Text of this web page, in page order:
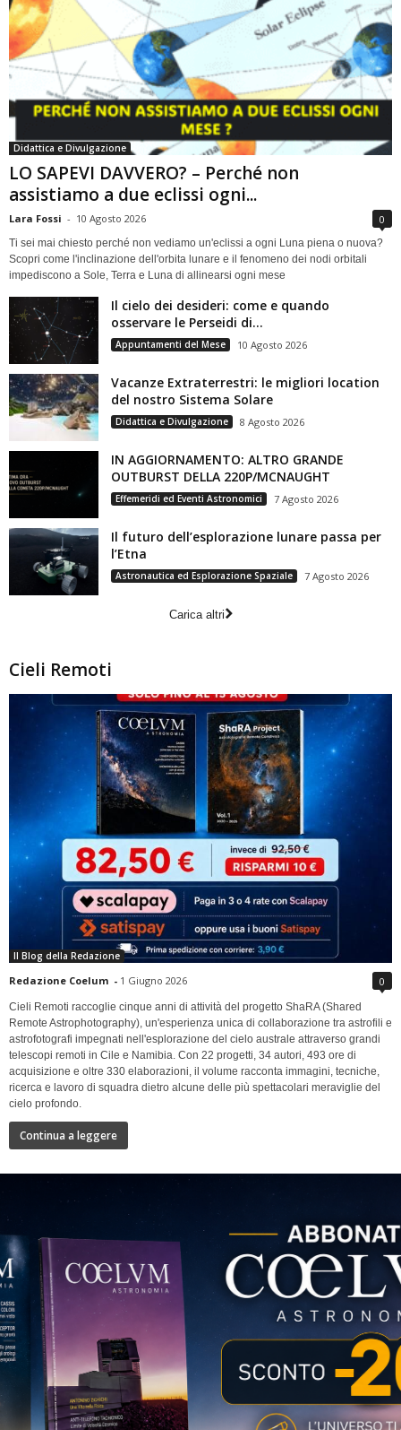
Didattica e Divulgazione
LO SAPEVI DAVVERO? – Perché non
assistiamo a due eclissi ogni...
Lara Fossi - 10 Agosto 2026 0
Ti sei mai chiesto perché non vediamo un'eclissi a ogni Luna piena o nuova?
Scopri come l'inclinazione dell'orbita lunare e il fenomeno dei nodi orbitali
impediscono a Sole, Terra e Luna di allinearsi ogni mese
Il cielo dei desideri: come e quando
osservare le Perseidi di...
Appuntamenti del Mese 10 Agosto 2026
Vacanze Extraterrestri: le migliori location
del nostro Sistema Solare
Didattica e Divulgazione 8 Agosto 2026
IN AGGIORNAMENTO: ALTRO GRANDE
OUTBURST DELLA 220P/MCNAUGHT
Effemeridi ed Eventi Astronomici 7 Agosto 2026
Il futuro dell’esplorazione lunare passa per
l’Etna
Astronautica ed Esplorazione Spaziale 7 Agosto 2026
Carica altri
Cieli Remoti
Il Blog della Redazione
Redazione Coelum - 1 Giugno 2026 0
Cieli Remoti raccoglie cinque anni di attività del progetto ShaRA (Shared
Remote Astrophotography), un'esperienza unica di collaborazione tra astrofili e
astrofotografi impegnati nell'esplorazione del cielo australe attraverso grandi
telescopi remoti in Cile e Namibia. Con 22 progetti, 34 autori, 493 ore di
acquisizione e oltre 330 elaborazioni, il volume racconta immagini, tecniche,
ricerca e lavoro di squadra dietro alcune delle più spettacolari meraviglie del
cielo profondo.
Continua a leggere